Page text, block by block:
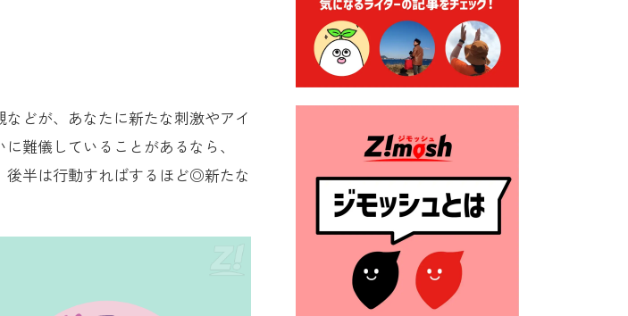
どが、あなたに新たな刺激やアイ
難儀していることがあるなら、
後半は行動すればするほど◎新たな
ーナー」について
2026年7月1日 豊前市民プール
一般開放
（令和８年４月１日施行）
格改定
2026年6月23日 公告一覧（市
内業者対象）を更新しまし
2026年6月23日 （一財）豊前
市佐野・則尾育英会奨学生募